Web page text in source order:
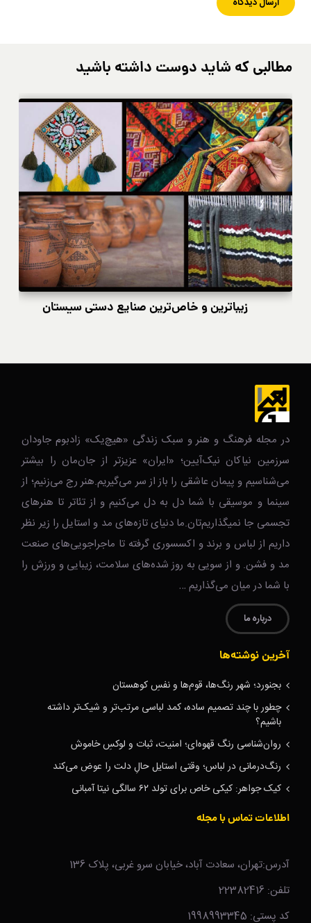
مطالبی که شاید دوست داشته باشید
زیباترین و خاص‌ترین صنایع دستی سیستان
در مجله فرهنگ و هنر و سبک زندگی‌ «هیچ‌یک» زادبوم جاودان
سرزمین نیاکان نیک‌‌‌آیین؛ «ایران» عزیزتر از جان‌مان را بیشتر
می‌شناسیم و پیمان عاشقی را باز از سر می‌گیریم.هنر رج می‌زنیم؛ از
سینما و موسیقی با شما دل به دل می‌کنیم و از تئاتر تا هنرهای
تجسمی جا نمیگذاریم‌تان.ما دنیای تازه‌های مد و استایل را زیر نظر
داریم از لباس و برند و اکسسوری گرفته تا ماجراجویی‌های صنعت
مد و فشن. و از سویی به روز شده‌های سلامت، زیبایی و ورزش را
با شما در میان می‌گذاریم …
درباره ما
آخرین نوشته‌ها
بجنورد؛ شهر رنگ‌ها، قوم‌ها و نفسِ کوهستان
چطور با چند تصمیم ساده، کمد لباسی مرتب‌تر و شیک‌تر داشته
باشیم؟
روان‌شناسی رنگ قهوه‌ای؛ امنیت، ثبات و لوکسِ خاموش
رنگ‌درمانی در لباس؛ وقتی استایل حالِ دلت را عوض می‌کند
کیک جواهر: کیکی خاص برای تولد ۶۲ سالگی نیتا آمبانی
اطلاعات تماس با مجله
آدرس:تهران، سعادت آباد، خیابان سرو غربی، پلاک 136
تلفن: 22382416
کد پستی: 1998993345